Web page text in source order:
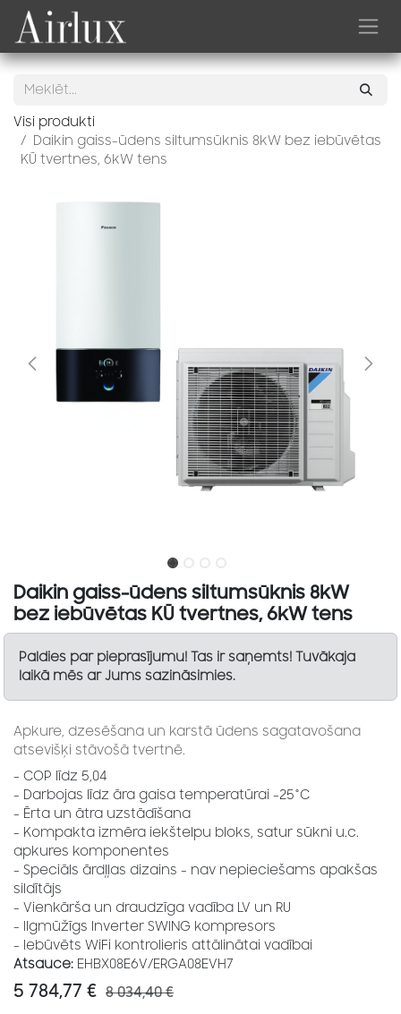
Skip to Content
Visi produkti
Daikin gaiss-ūdens siltumsūknis 8kW bez iebūvētas
KŪ tvertnes, 6kW tens
Daikin gaiss-ūdens siltumsūknis 8kW
bez iebūvētas KŪ tvertnes, 6kW tens
Paldies par pieprasījumu! Tas ir saņemts! Tuvākaja
laikā mēs ar Jums sazināsimies.
Apkure, dzesēšana un karstā ūdens sagatavošana
atsevišķi stāvošā tvertnē.
- COP līdz 5,04
- Darbojas līdz āra gaisa temperatūrai -25°C
- Ērta un ātra uzstādīšana
- Kompakta izmēra iekštelpu bloks, satur sūkni u.c.
apkures komponentes
- Speciāls ārdļļas dizains - nav nepieciešams apakšas
sildītājs
- Vienkārša un draudzīga vadība LV un RU
- Ilgmūžīgs Inverter SWING kompresors
- Iebūvēts WiFi kontrolieris attālinātai vadībai
Atsauce: EHBX08E6V/ERGA08EVH7
5 784,77 € 8 034,40€